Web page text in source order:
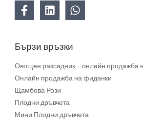
Бързи връзки
Овощен разсадник – онлайн продажба
Онлайн продажба на фиданки
Щамбова Рози
Плодни дръвчета
Мини Плодни дръвчета